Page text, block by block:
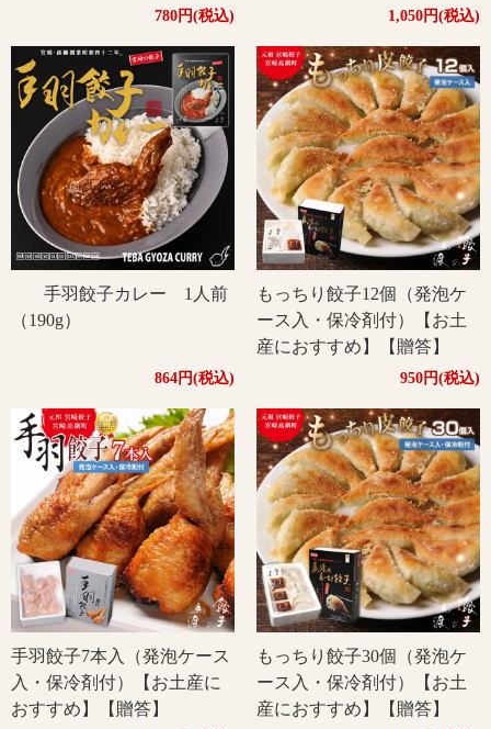
780円(税込) 1,050円(税込)
手羽餃子カレー 1人前
（190g）
864円(税込)
もっちり餃子12個（発泡ケ
ース入・保冷剤付）【お土
産におすすめ】【贈答】
950円(税込)
手羽餃子7本入（発泡ケース
入・保冷剤付）【お土産に
おすすめ】【贈答】
もっちり餃子30個（発泡ケ
ース入・保冷剤付）【お土
産におすすめ】【贈答】